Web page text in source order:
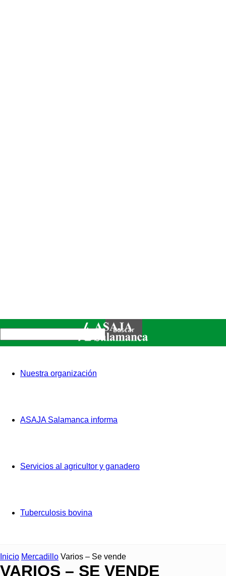
Nuestra organización
ASAJA Salamanca informa
Servicios al agricultor y ganadero
Tuberculosis bovina
Inicio Mercadillo Varios – Se vende
VARIOS – SE VENDE